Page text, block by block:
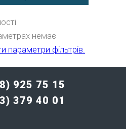
немає
параметри фільтрів.
925 75 15
379 40 01